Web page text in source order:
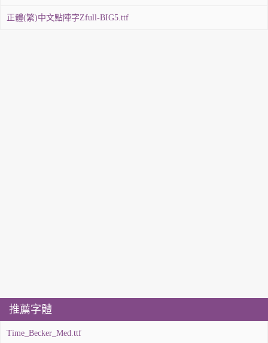
正體(繁)中文點陣字Zfull-BIG5.ttf
推薦字體
Time_Becker_Med.ttf